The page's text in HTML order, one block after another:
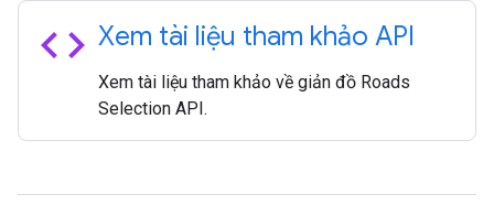
code Xem tài liệu tham khảo API
Xem tài liệu tham khảo về giản đồ Roads
Selection API.